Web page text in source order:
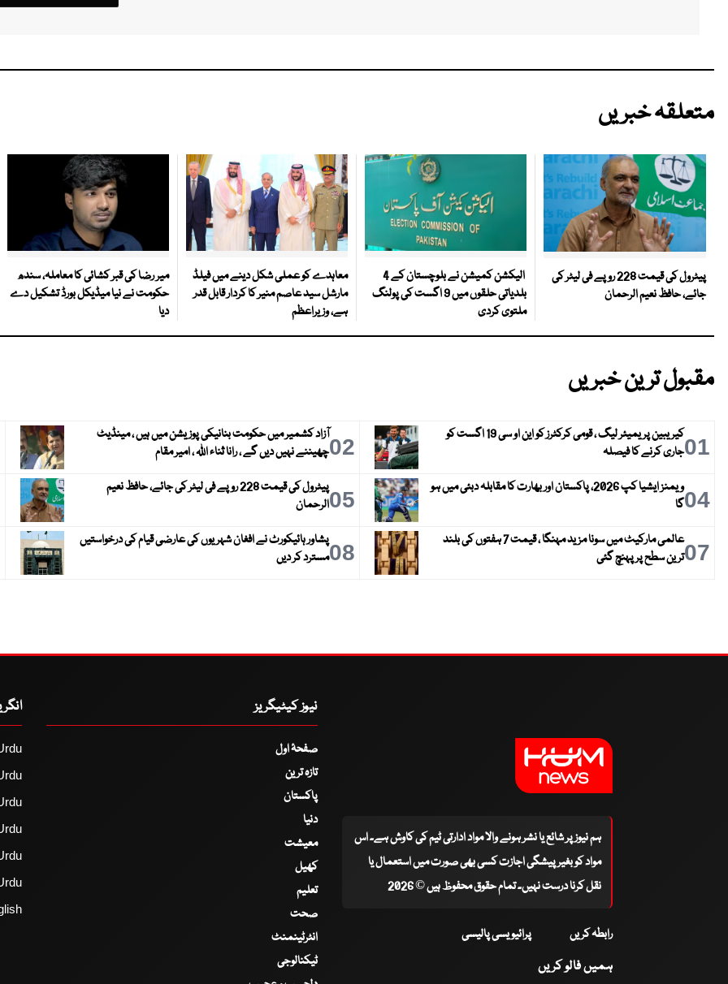
متعلقہ خبریں
پیٹرول کی قیمت 228 روپے فی لیٹر کی
جائے، حافظ نعیم الرحمان
الیکشن کمیشن نے بلوچستان کے 4
بلدیاتی حلقوں میں 9 اگست کی پولنگ
ملتوی کردی
معاہدے کو عملی شکل دینے میں فیلڈ
مارشل سید عاصم منیر کا کردار قابل قدر
ہے، وزیراعظم
میر رضا کی قبر کشائی کا معاملہ، سندھ
حکومت نے نیا میڈیکل بورڈ تشکیل دے
دیا
مقبول ترین خبریں
01
کیریبین پریمیئر لیگ ، قومی کرکٹرز کو این او سی 19 اگست کو
جاری کرنے کا فیصلہ
02آزاد کشمیر میں حکومت بنانیکی پوزیشن میں ہیں ، مینڈیٹ
چھیننے نہیں دیں گے ، رانا ثناء اللہ ، امیر مقام
04
ویمنز ایشیا کپ 2026، پاکستان اور بھارت کا مقابلہ دبئی میں ہو
گا
05
پیٹرول کی قیمت 228 روپے فی لیٹر کی جائے، حافظ نعیم
الرحمان
07
عالمی مارکیٹ میں سونا مزید مہنگا ، قیمت 7 ہفتوں کی بلند
ترین سطح پر پہنچ گئی
08پشاور ہائیکورٹ نے افغان شہریوں کی عارضی قیام کی درخواستیں
مسترد کر دیں
ہم نیوز پر شائع یا نشر ہونے والا مواد ادارتی ٹیم کی کاوش ہے۔ اس
مواد کو بغیر پیشگی اجازت کسی بھی صورت میں استعمال یا
نقل کرنا درست نہیں۔ تمام حقوق محفوظ ہیں © 2026
رابطہ کریں پرائیویسی پالیسی
ہمیں فالو کریں
نیوز کیٹیگریز
صفحۂ اول
تازہ ترین
پاکستان
دنیا
معیشت
کھیل
تعلیم
صحت
انٹرٹینمنٹ
ٹیکنالوجی